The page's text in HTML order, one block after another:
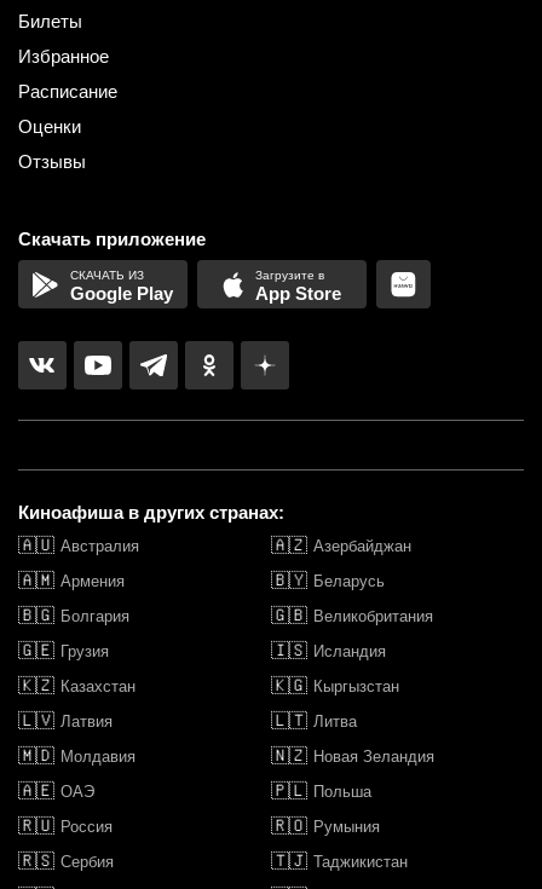
Билеты
Избранное
Расписание
Оценки
Отзывы
Скачать приложение
Google Play App Store
Киноафиша в других странах:
🇦🇺 Австралия 🇦🇿 Азербайджан
🇦🇲 Армения 🇧🇾 Беларусь
🇧🇬 Болгария 🇬🇧 Великобритания
🇬🇪 Грузия 🇮🇸 Исландия
🇰🇿 Казахстан 🇰🇬 Кыргызстан
🇱🇻 Латвия 🇱🇹 Литва
🇲🇩 Молдавия 🇳🇿 Новая Зеландия
🇦🇪 ОАЭ 🇵🇱 Польша
🇷🇺 Россия 🇷🇴 Румыния
🇷🇸 Сербия 🇹🇯 Таджикистан